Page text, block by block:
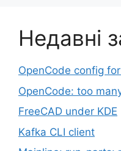
Недавні
OpenCode config
OpenCode: too
FreeCAD under KDE
Kafka CLI client